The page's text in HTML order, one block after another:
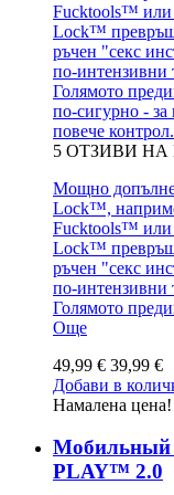
Fucktools™ или
Lock™
ръчен "секс
по-интензивни
Голямото
по-сигурно -
повече контрол.
5 ОТЗИВИ НА
Мощно
Lock™,
Fucktools™ или
Lock™
ръчен "секс
по-интензивни
Голямото
Още
49,99 € 39,99 €
Добави в
Намалена цена!
Мобильный
PLAY™ 2.0